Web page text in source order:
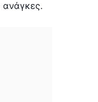
ανάγκες.